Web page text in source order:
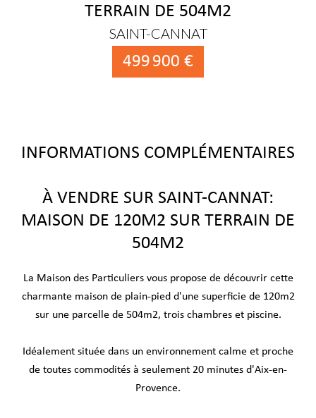
TERRAIN DE 504M2
SAINT-CANNAT
499 900 €
INFORMATIONS COMPLÉMENTAIRES
À VENDRE SUR SAINT-CANNAT:
MAISON DE 120M2 SUR TERRAIN DE
504M2
La Maison des Particuliers vous propose de découvrir cette
charmante maison de plain-pied d'une superficie de 120m2
sur une parcelle de 504m2, trois chambres et piscine.
Idéalement située dans un environnement calme et proche
de toutes commodités à seulement 20 minutes d'Aix-en-
Provence.